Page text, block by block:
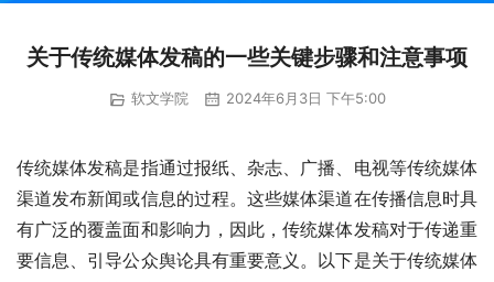
关于传统媒体发稿的一些关键步骤和注意事项
软文学院 2024年6月3日 下午5:00
传统媒体发稿是指通过报纸、杂志、广播、电视等传统媒体
渠道发布新闻或信息的过程。这些媒体渠道在传播信息时具
有广泛的覆盖面和影响力，因此，传统媒体发稿对于传递重
要信息、引导公众舆论具有重要意义。以下是关于传统媒体